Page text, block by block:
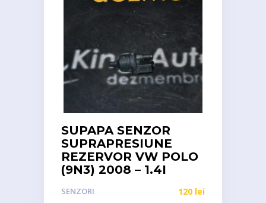
SUPAPA SENZOR
SUPRAPRESIUNE
REZERVOR VW POLO
(9N3) 2008 – 1.4I
SENZORI 120 lei